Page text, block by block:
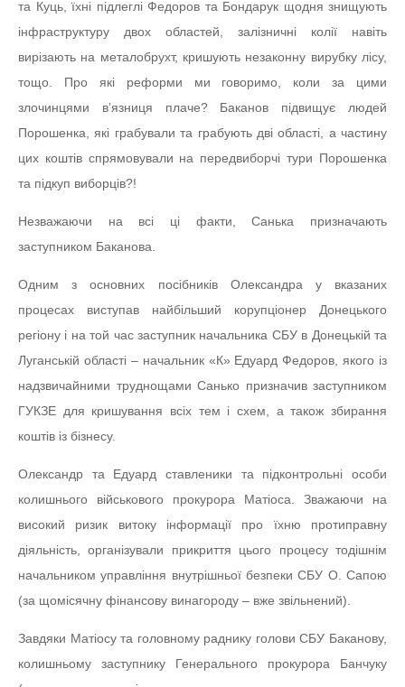
та Куць, їхні підлеглі Федоров та Бондарук щодня знищують
інфраструктуру двох областей, залізничні колії навіть
вирізають на металобрухт, кришують незаконну вирубку лісу,
тощо. Про які реформи ми говоримо, коли за цими
злочинцями в’язниця плаче? Баканов підвищує людей
Порошенка, які грабували та грабують дві області, а частину
цих коштів спрямовували на передвиборчі тури Порошенка
та підкуп виборців?!
Незважаючи на всі ці факти, Санька призначають
заступником Баканова.
Одним з основних посібників Олександра у вказаних
процесах виступав найбільший корупціонер Донецького
регіону і на той час заступник начальника СБУ в Донецькій та
Луганській області – начальник «К» Едуард Федоров, якого із
надзвичайними труднощами Санько призначив заступником
ГУКЗЕ для кришування всіх тем і схем, а також збирання
коштів із бізнесу.
Олександр та Едуард ставленики та підконтрольні особи
колишнього військового прокурора Матіоса. Зважаючи на
високий ризик витоку інформації про їхню протиправну
діяльність, організували прикриття цього процесу тодішнім
начальником управління внутрішньої безпеки СБУ О. Сапою
(за щомісячну фінансову винагороду – вже звільнений).
Завдяки Матіосу та головному раднику голови СБУ Баканову,
колишньому заступнику Генерального прокурора Банчуку